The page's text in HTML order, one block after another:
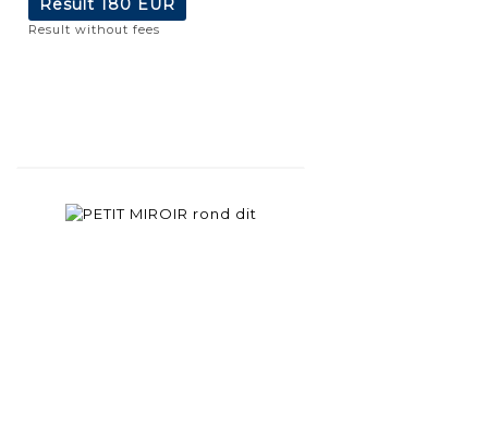
Result 180 EUR
Result without fees